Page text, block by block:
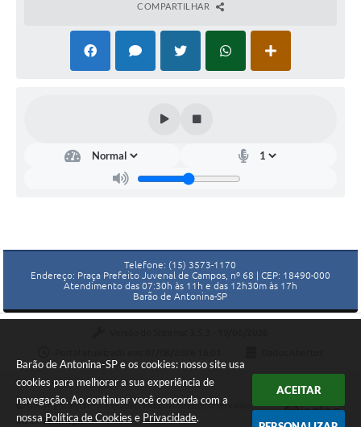
Barão de Antonina-SP e os cookies: nosso site usa
cookies para melhorar a sua experiência de
navegação. Ao continuar você concorda com a
nossa Política de Cookies e Privacidade.
ACEITAR
COMPARTILHAR
Telefone: (15) 3573-1170
Endereço: Praça Prefeito Juvenal de Campos, nº 68 | CEP: 18490-000
Atendimento das 07:30h às 11h e das 12h30m às 17h
Barão de Antonina-SP
Copyright Instar - 2006-2026. Todos os direitos reservados -
Instar Tecnologia